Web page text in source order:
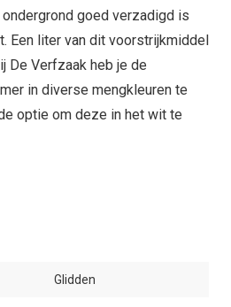
goed verzadigd is
Een liter van dit voorstrijkmiddel
De Verfzaak heb je de
in diverse mengkleuren te
optie om deze in het wit te
Glidden